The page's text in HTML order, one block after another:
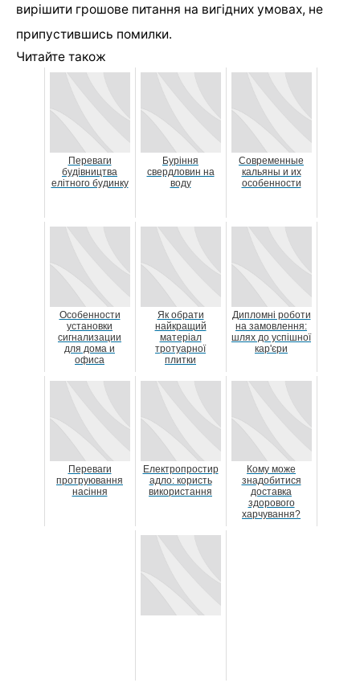
вирішити грошове питання на вигідних умовах, не
припустившись помилки.
Читайте також
Переваги
будівництва
елітного будинку
Буріння
свердловин на
воду
Современные
кальяны и их
особенности
Особенности
установки
сигнализации
для дома и
офиса
Як обрати
найкращий
матеріал
тротуарної
плитки
Дипломні роботи
на замовлення:
шлях до успішної
кар'єри
Переваги
протруювання
насіння
Електропростир
адло: користь
використання
Кому може
знадобитися
доставка
здорового
харчування?